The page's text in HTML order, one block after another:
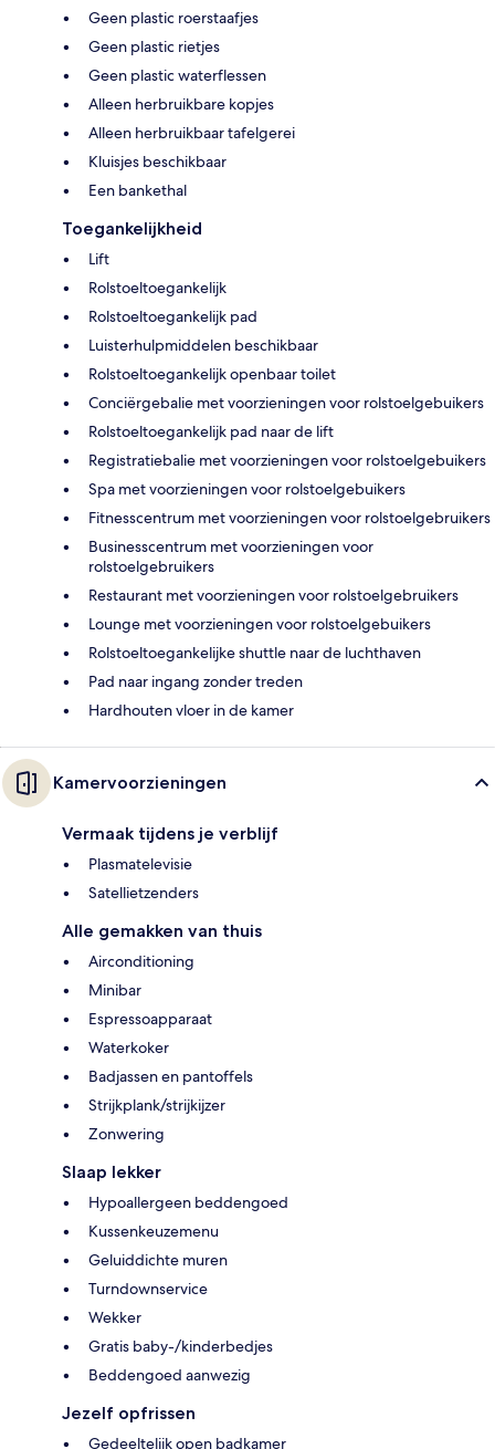
Geen plastic roerstaafjes
Geen plastic rietjes
Geen plastic waterflessen
Alleen herbruikbare kopjes
Alleen herbruikbaar tafelgerei
Kluisjes beschikbaar
Een bankethal
Toegankelijkheid
Lift
Rolstoeltoegankelijk
Rolstoeltoegankelijk pad
Luisterhulpmiddelen beschikbaar
Rolstoeltoegankelijk openbaar toilet
Conciërgebalie met voorzieningen voor rolstoelgebuikers
Rolstoeltoegankelijk pad naar de lift
Registratiebalie met voorzieningen voor rolstoelgebuikers
Spa met voorzieningen voor rolstoelgebuikers
Fitnesscentrum met voorzieningen voor rolstoelgebruikers
Businesscentrum met voorzieningen voor
rolstoelgebruikers
Restaurant met voorzieningen voor rolstoelgebruikers
Lounge met voorzieningen voor rolstoelgebuikers
Rolstoeltoegankelijke shuttle naar de luchthaven
Pad naar ingang zonder treden
Hardhouten vloer in de kamer
Kamervoorzieningen
Vermaak tijdens je verblijf
Plasmatelevisie
Satellietzenders
Alle gemakken van thuis
Airconditioning
Minibar
Espressoapparaat
Waterkoker
Badjassen en pantoffels
Strijkplank/strijkijzer
Zonwering
Slaap lekker
Hypoallergeen beddengoed
Kussenkeuzemenu
Geluiddichte muren
Turndownservice
Wekker
Gratis baby-/kinderbedjes
Beddengoed aanwezig
Jezelf opfrissen
Gedeeltelijk open badkamer